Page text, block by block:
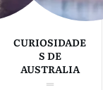
CURIOSIDADE
S DE
AUSTRALIA